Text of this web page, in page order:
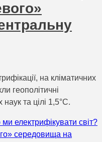
на кліматичних
геополітичні
та цілі 1,5°C.
електрифікувати світ?
середовища на